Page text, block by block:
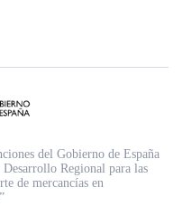
del Gobierno de España
Regional para las
de mercancías en